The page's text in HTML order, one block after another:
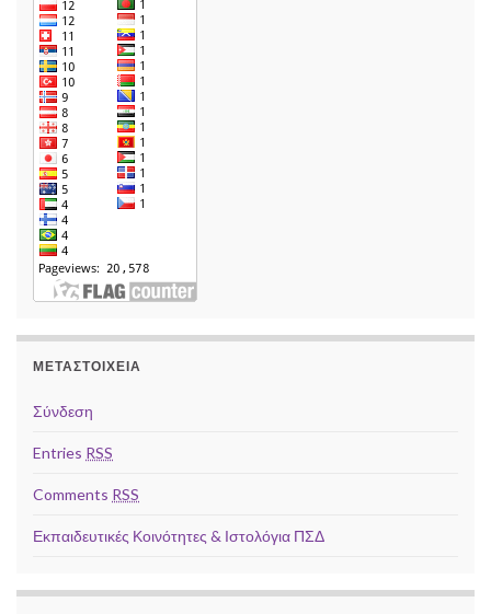
ΜΕΤΑΣΤΟΙΧΕΊΑ
Σύνδεση
Entries RSS
Comments RSS
Εκπαιδευτικές Κοινότητες & Ιστολόγια ΠΣΔ